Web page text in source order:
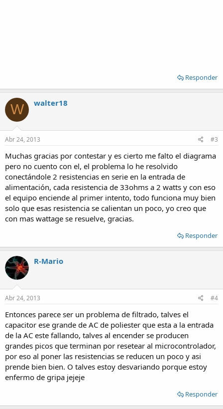
Responder
W walter18
Abr 24, 2013 #3
Muchas gracias por contestar y es cierto me falto el diagrama
pero no cuento con el, el problema lo he resolvido
conectándole 2 resistencias en serie en la entrada de
alimentación, cada resistencia de 33ohms a 2 watts y con eso
el equipo enciende al primer intento, todo funciona muy bien
solo que esas resistencia se calientan un poco, yo creo que
con mas wattage se resuelve, gracias.
Responder
R-Mario
Abr 24, 2013 #4
Entonces parece ser un problema de filtrado, talves el
capacitor ese grande de AC de poliester que esta a la entrada
de la AC este fallando, talves al encender se producen
grandes picos que terminan por resetear al microcontrolador,
por eso al poner las resistencias se reducen un poco y asi
prende bien bien. O talves estoy desvariando porque estoy
enfermo de gripa jejeje
Responder